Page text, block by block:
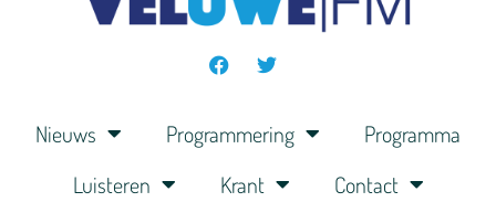
Nieuws Programmering
Programma
Luisteren
Krant Contact